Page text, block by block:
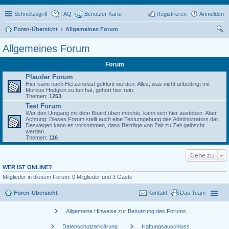
Schnellzugriff FAQ Benutzer Karte Anmelden
Registrieren
Foren-Übersicht
Allgemeines Forum
Allgemeines Forum
Forum
Plauder Forum
Hier kann nach Herzenslust geklönt werden. Alles, was nicht unbedingt mit
Morbus Hodgkin zu tun hat, gehört hier rein.
Themen: 1253
Test Forum
Wer den Umgang mit dem Board üben möchte, kann sich hier austoben. Aber
Achtung: Dieses Forum stellt auch eine Testumgebung des Administrators dar.
Deswegen kann es vorkommen, dass Beiträge von Zeit zu Zeit gelöscht
werden.
Themen: 116
Gehe zu
WER IST ONLINE?
Mitglieder in diesem Forum: 0 Mitglieder und 3 Gäste
Foren-Übersicht Das Team
Kontakt
chevron_right Allgemeine Hinweise zur Benutzung des Forums
chevron_right Datenschutzerklärung chevron_right Haftungsauschluss